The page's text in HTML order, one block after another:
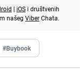
| iOS i društvenih
našeg ViberChata.
#Buybook